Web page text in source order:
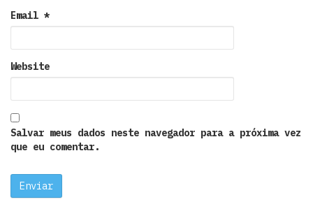
Email *
Website
Salvar meus dados neste navegador para a próxima vez
que eu comentar.